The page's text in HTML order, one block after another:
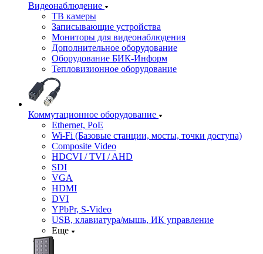
Видеонаблюдение
ТВ камеры
Записывающие устройства
Мониторы для видеонаблюдения
Дополнительное оборудование
Оборудование БИК-Информ
Тепловизионное оборудование
Коммутационное оборудование
Ethernet, PoE
Wi-Fi (Базовые станции, мосты, точки доступа)
Composite Video
HDCVI / TVI / AHD
SDI
VGA
HDMI
DVI
YPbPr, S-Video
USB, клавиатура/мышь, ИК управление
Еще